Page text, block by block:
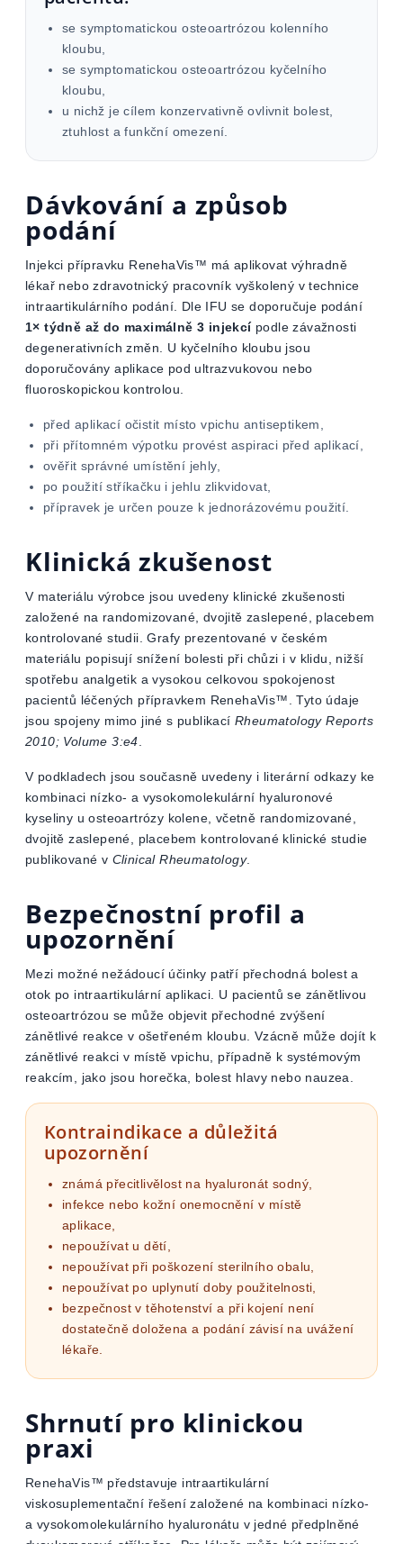
se symptomatickou osteoartrózou kolenního
kloubu,
se symptomatickou osteoartrózou kyčelního
kloubu,
u nichž je cílem konzervativně ovlivnit bolest,
ztuhlost a funkční omezení.
Dávkování a způsob
podání
Injekci přípravku RenehaVis™ má aplikovat výhradně
lékař nebo zdravotnický pracovník vyškolený v technice
intraartikulárního podání. Dle IFU se doporučuje podání
1× týdně až do maximálně 3 injekcípodle závažnosti
degenerativních změn. U kyčelního kloubu jsou
doporučovány aplikace pod ultrazvukovou nebo
fluoroskopickou kontrolou.
před aplikací očistit místo vpichu antiseptikem,
při přítomném výpotku provést aspiraci před aplikací,
ověřit správné umístění jehly,
po použití stříkačku i jehlu zlikvidovat,
přípravek je určen pouze k jednorázovému použití.
Klinická zkušenost
V materiálu výrobce jsou uvedeny klinické zkušenosti
založené na randomizované, dvojitě zaslepené, placebem
kontrolované studii. Grafy prezentované v českém
materiálu popisují snížení bolesti při chůzi i v klidu, nižší
spotřebu analgetik a vysokou celkovou spokojenost
pacientů léčených přípravkem RenehaVis™. Tyto údaje
jsou spojeny mimo jiné s publikací Rheumatology Reports
2010; Volume 3:e4
V podkladech jsou současně uvedeny i literární odkazy ke
kombinaci nízko- a vysokomolekulární hyaluronové
kyseliny u osteoartrózy kolene, včetně randomizované,
dvojitě zaslepené, placebem kontrolované klinické studie
publikované v Clinical Rheumatology.
Bezpečnostní profil a
upozornění
Mezi možné nežádoucí účinky patří přechodná bolest a
otok po intraartikulární aplikaci. U pacientů se zánětlivou
osteoartrózou se může objevit přechodné zvýšení
zánětlivé reakce v ošetřeném kloubu. Vzácně může dojít k
zánětlivé reakci v místě vpichu, případně k systémovým
reakcím, jako jsou horečka, bolest hlavy nebo nauzea.
Kontraindikace a důležitá
upozornění
známá přecitlivělost na hyaluronát sodný,
infekce nebo kožní onemocnění v místě
aplikace,
nepoužívat u dětí,
nepoužívat při poškození sterilního obalu,
nepoužívat po uplynutí doby použitelnosti,
bezpečnost v těhotenství a při kojení není
dostatečně doložena a podání závisí na uvážení
lékaře.
Shrnutí pro klinickou
praxi
RenehaVis™ představuje intraartikulární
viskosuplementační řešení založené na kombinaci nízko-
a vysokomolekulárního hyaluronátu v jedné předplněné